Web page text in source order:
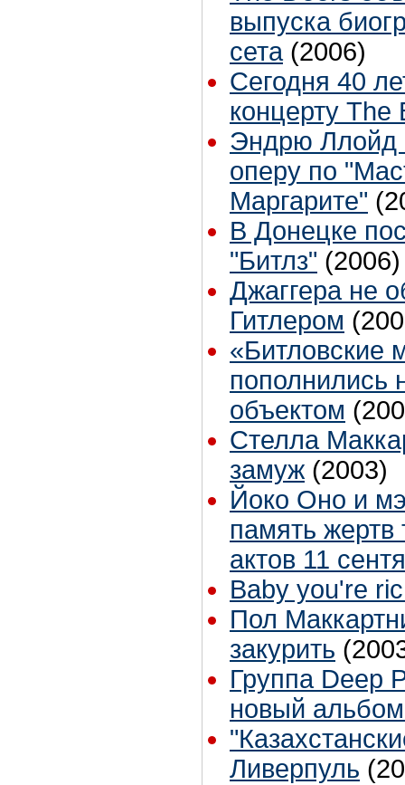
выпуска
сета (2006)
Сегодня 40
концерту The
Эндрю Ллойд
оперу по
Маргарите"
В Донецке
"Битлз" (2006)
Джаггера не
Гитлером
«Битловские
пополнились
объектом
Стелла
замуж (2003)
Йоко Оно и
память жертв
актов 11
Baby you're
Пол
закурить
Группа Deep
новый
Ливерпуль